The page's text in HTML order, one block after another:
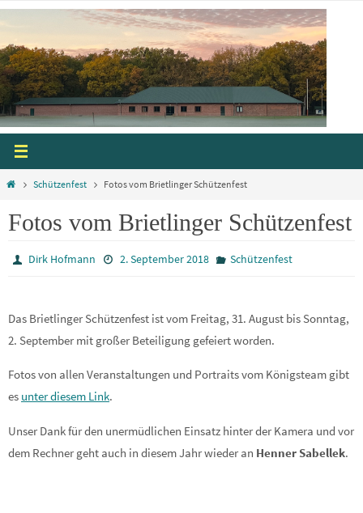
Zum
springen
StartSchützenfest Fotos vom Brietlinger Schützenfest
Fotos vom Brietlinger Schützenfest
Dirk Hofmann 2. September 2018 Schützenfest
Das Brietlinger Schützenfest ist vom Freitag, 31. August bis Sonntag,
2. September mit großer Beteiligung gefeiert worden.
Fotos von allen Veranstaltungen und Portraits vom Königsteam gibt
es unter diesem Link.
Unser Dank für den unermüdlichen Einsatz hinter der Kamera und vor
dem Rechner geht auch in diesem Jahr wieder an Henner Sabellek.